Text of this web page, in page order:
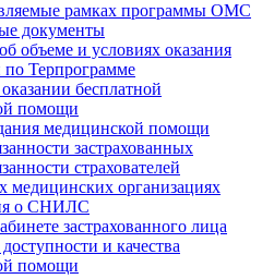
рамках программы ОМС
документы
объеме и условиях оказания
Терпрограмме
бесплатной
помощи
медицинской помощи
застрахованных
страхователей
медицинских организациях
о СНИЛС
застрахованного лица
и качества
помощи